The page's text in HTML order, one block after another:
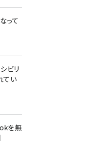
って
ビリ
てい
を無